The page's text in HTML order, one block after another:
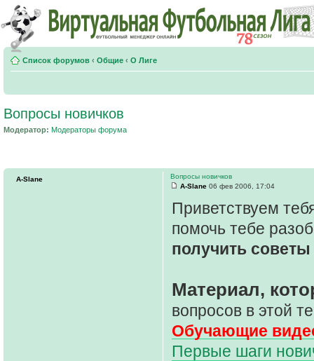
Список форумов ‹ Общие ‹ О Лиге
Вопросы новичков
Модератор: Модераторы форума
Вопросы новичков
A-Slane 06 фев 2006, 17:04
Приветствуем
помочь тебе
получить советы
Материал,
вопросов в этой
Обучающие
Первые шаги
A-Slane